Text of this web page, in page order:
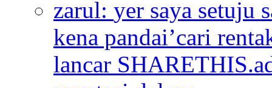
zarul: yer saya setuju
kena pandai’cari
lancar